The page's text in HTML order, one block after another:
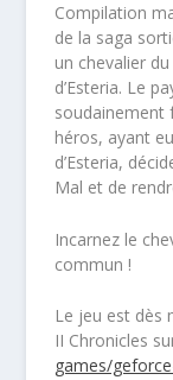
Compilation
de la saga
un chevalier du
d’Esteria. Le
soudainement
héros, ayant
d’Esteria,
Mal et de
Incarnez le
commun !
Le jeu est dès
II Chronicles
games/